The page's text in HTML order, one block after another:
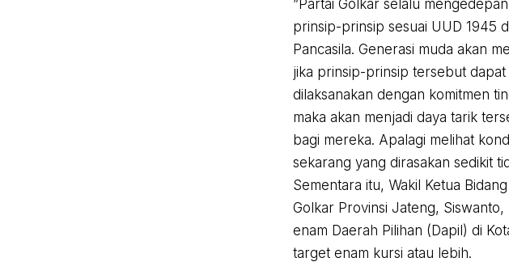
”Partai Golkar selalu
prinsip-prinsip sesuai UUD 1945
Pancasila. Generasi muda akan
jika prinsip-prinsip tersebut dapat
dilaksanakan dengan komitmen
maka akan menjadi daya tarik
bagi mereka. Apalagi melihat
sekarang yang dirasakan sedikit
Sementara itu, Wakil Ketua
Golkar Provinsi Jateng,
enam Daerah Pilihan (Dapil) di
target enam kursi atau lebih.